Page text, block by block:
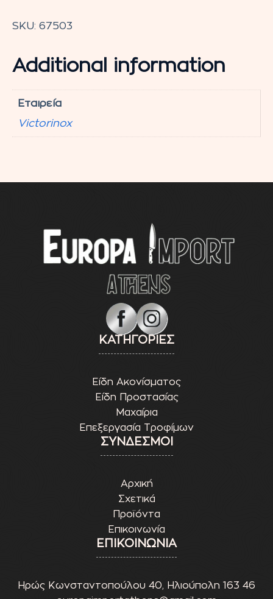
SKU: 67503
Additional information
Εταιρεία
Victorinox
ΚΑΤΗΓΟΡΙΕΣ
Είδη Ακονίσματος
Είδη Προστασίας
Μαχαίρια
Επεξεργασία Τροφίμων
ΣΥΝΔΕΣΜΟΙ
Αρχική
Σχετικά
Προϊόντα
Επικοινωνία
ΕΠΙΚΟΙΝΩΝΙΑ
Ηρώς Κωνσταντοπούλου 40, Ηλιούπολη 163 46